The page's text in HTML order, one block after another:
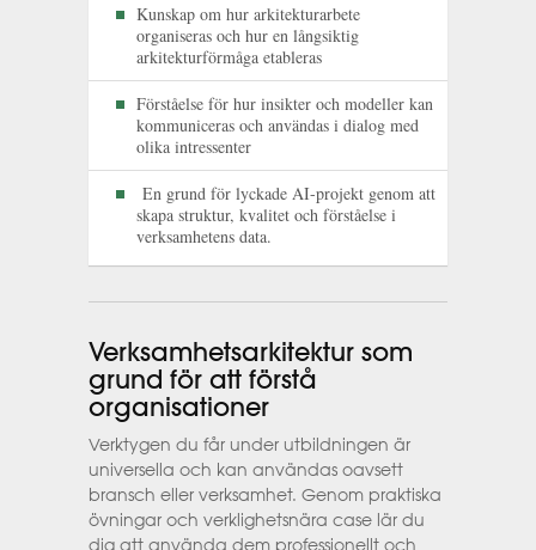
Kunskap om hur arkitekturarbete
organiseras och hur en långsiktig
arkitekturförmåga etableras
Förståelse för hur insikter och modeller kan
kommuniceras och användas i dialog med
olika intressenter
En grund för lyckade AI-projekt genom att
skapa struktur, kvalitet och förståelse i
verksamhetens data.
Verksamhetsarkitektur som
grund för att förstå
organisationer
Verktygen du får under utbildningen är
universella och kan användas oavsett
bransch eller verksamhet. Genom praktiska
övningar och verklighetsnära case lär du
dig att använda dem professionellt och